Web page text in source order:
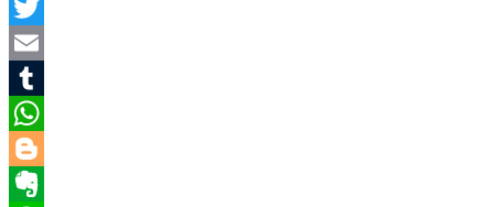
Facebook
Twitter
Email
Tumblr
WhatsApp
Blogger